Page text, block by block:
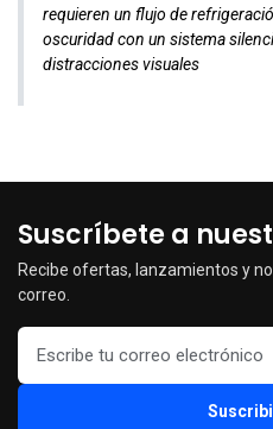
requieren un flujo de
oscuridad con un sistema
distracciones visuales
Suscríbete a
Recibe ofertas, lanzamientos y
correo.